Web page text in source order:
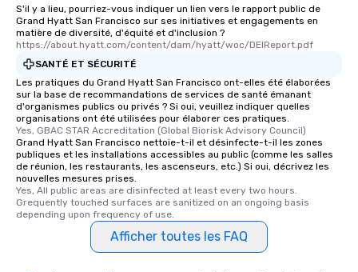
several renowned
and your guests
at a typical corporate
a way to try some of
in the city and dive
cuisines and dishes.
selected dishes are
high standards to
from Day to Night
business hours or
S'il y a lieu, pourriez-vous indiquer un lien vers le rapport public de
Grand Hyatt San Francisco sur ses initiatives et engagements en
matière de diversité, d'équité et d'inclusion ?
https://about.hyatt.com/content/dam/hyatt/woc/DEIReport.pdf
SANTÉ ET SÉCURITÉ
Les pratiques du Grand Hyatt San Francisco ont-elles été élaborées
sur la base de recommandations de services de santé émanant
d'organismes publics ou privés ? Si oui, veuillez indiquer quelles
organisations ont été utilisées pour élaborer ces pratiques.
Yes, GBAC STAR Accreditation (Global Biorisk Advisory Council)
Grand Hyatt San Francisco nettoie-t-il et désinfecte-t-il les zones
publiques et les installations accessibles au public (comme les salles
de réunion, les restaurants, les ascenseurs, etc.) Si oui, décrivez les
nouvelles mesures prises.
Yes, All public areas are disinfected at least every two hours.
Grequently touched surfaces are sanitized on an ongoing basis
depending upon frequency of use.
Afficher toutes les FAQ